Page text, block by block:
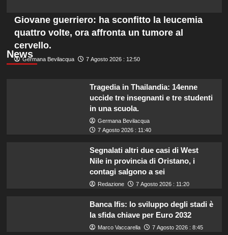
News
Giovane guerriero: ha sconfitto la leucemia
quattro volte, ora affronta un tumore al
cervello.
Germana Bevilacqua 7 Agosto 2026 : 12:50
Tragedia in Thailandia: 14enne
uccide tre insegnanti e tre studenti
in una scuola.
Germana Bevilacqua
7 Agosto 2026 : 11:40
Segnalati altri due casi di West
Nile in provincia di Oristano, i
contagi salgono a sei
Redazione 7 Agosto 2026 : 11:20
Banca Ifis: lo sviluppo degli stadi è
la sfida chiave per Euro 2032
Marco Vaccarella 7 Agosto 2026 : 8:45